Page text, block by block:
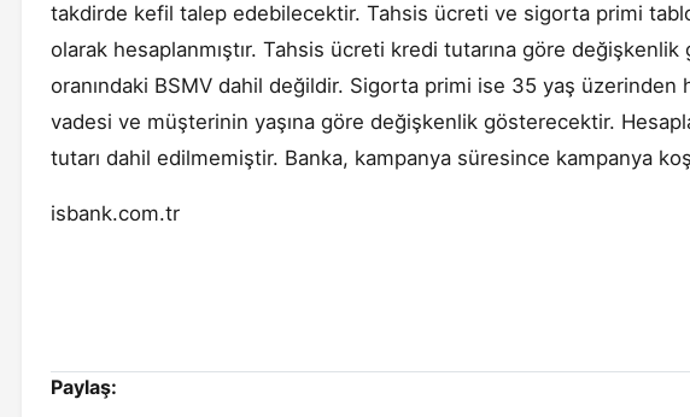
takdirde kefil talep edebilecektir. Tahsis ücreti ve sigorta primi
olarak hesaplanmıştır. Tahsis ücreti kredi tutarına göre
oranındaki BSMV dahil değildir. Sigorta primi ise 35 yaş üzerinden
vadesi ve müşterinin yaşına göre değişkenlik gösterecektir.
tutarı dahil edilmemiştir. Banka, kampanya süresince kampanya
isbank.com.tr
Paylaş: